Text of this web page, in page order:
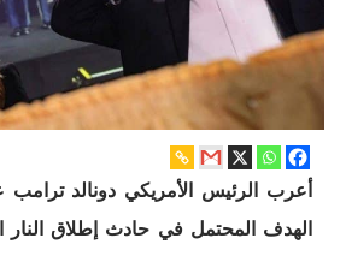
أعرب الرئيس الأمريكي دونالد ترامب
الهدف المحتمل في حادث إطلاق